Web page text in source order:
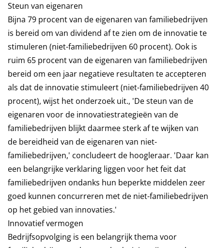
Steun van eigenaren
Bijna 79 procent van de eigenaren van familiebedrijven
is bereid om van dividend af te zien om de innovatie te
stimuleren (niet-familiebedrijven 60 procent). Ook is
ruim 65 procent van de eigenaren van familiebedrijven
bereid om een jaar negatieve resultaten te accepteren
als dat de innovatie stimuleert (niet-familiebedrijven 40
procent), wijst het onderzoek uit., 'De steun van de
eigenaren voor de innovatiestrategieën van de
familiebedrijven blijkt daarmee sterk af te wijken van
de bereidheid van de eigenaren van niet-
familiebedrijven,' concludeert de hoogleraar. 'Daar kan
een belangrijke verklaring liggen voor het feit dat
familiebedrijven ondanks hun beperkte middelen zeer
goed kunnen concurreren met de niet-familiebedrijven
op het gebied van innovaties.'
Innovatief vermogen
Bedrijfsopvolging is een belangrijk thema voor